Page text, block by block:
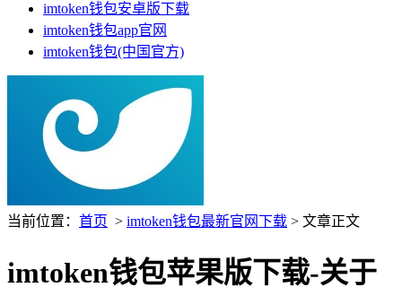
imtoken钱包安卓版下载
imtoken钱包app官网
imtoken钱包(中国官方)
当前位置： 首页 > imtoken钱包最新官网下载 > 文章正文
imtoken钱包苹果版下载-关于